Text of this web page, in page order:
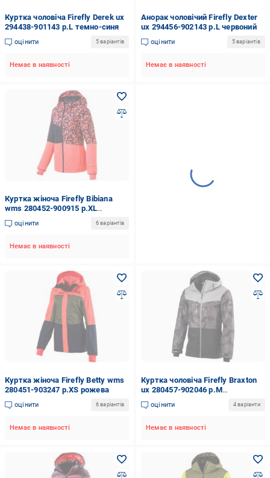
Куртка чоловіча Firefly Derek ux
294438-901143 р.L темно-синя
оцінити 5 варіантів
Немає в наявності
Анорак чоловічий Firefly Dexter
ux 294456-902143 р.L червоний
оцінити 5 варіантів
Немає в наявності
Куртка жіноча Firefly Bibiana
wms 280452-900915 р.XL
коралова
оцінити 6 варіантів
Немає в наявності
Куртка жіноча Firefly Betty wms
280451-903247 р.XS рожева
оцінити 6 варіантів
Немає в наявності
Куртка чоловіча Firefly Braxton
ux 280457-902046 р.M
різнокольорова
оцінити 4 варіанти
Немає в наявності